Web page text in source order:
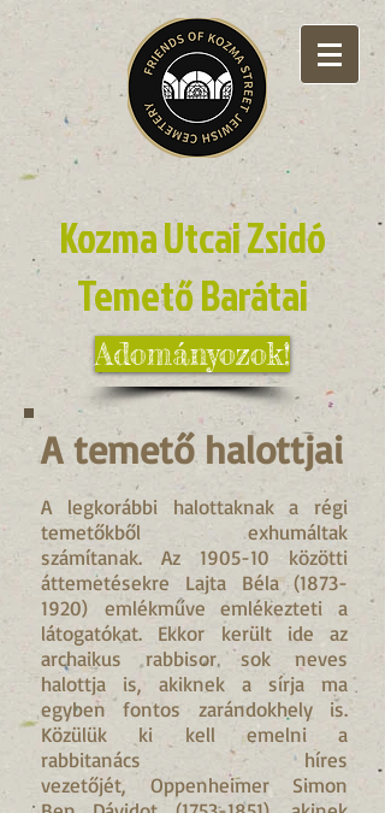
Kozma Utcai Zsidó
Temető Barátai
Adományozok!
A temető halottjai
A legkorábbi halottaknak a régi
temetőkből exhumáltak
számítanak. Az 1905-10 közötti
áttemetésekre Lajta Béla(1873-
1920) emlékműve emlékezteti a
látogatókat. Ekkor került ide az
archaikus rabbisor sok neves
halottja is, akiknek a sírja ma
egyben fontos zarándokhely is.
Közülük ki kell emelni a
rabbitanács híres
vezetőjét, Oppenheimer Simon